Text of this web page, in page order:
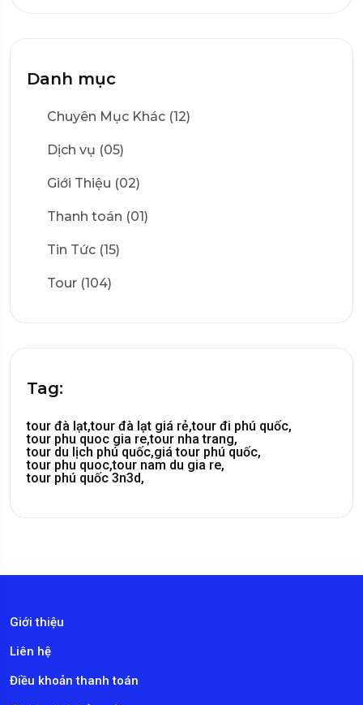
Danh mục
Chuyên Mục Khác (12)
Dịch vụ (05)
Giới Thiệu (02)
Thanh toán (01)
Tin Tức (15)
Tour (104)
Tag:
tour đà lạt,tour đà lạt giá rẻ,tour đi phú quốc,
tour phu quoc gia re,tour nha trang,
tour du lịch phú quốc,giá tour phú quốc,
tour phu quoc,tour nam du gia re,
tour phú quốc 3n3d,
Giới thiệu
Liên hệ
Điều khoản thanh toán